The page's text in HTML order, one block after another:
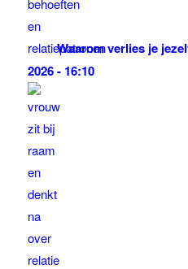
Waarom verlies je
2026 - 16:10